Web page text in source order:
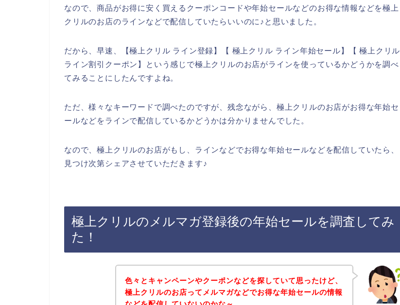
なので、商品がお得に安く買えるクーポンコードや年始セールなどのお得な情報などを極上
クリルのお店のラインなどで配信していたらいいのに♪と思いました。
だから、早速、【極上クリル ライン登録】【 極上クリル ライン年始セール】【 極上クリル
ライン割引クーポン】という感じで極上クリルのお店がラインを使っているかどうかを調べ
てみることにしたんですよね。
ただ、様々なキーワードで調べたのですが、残念ながら、極上クリルのお店がお得な年始セ
ールなどをラインで配信しているかどうかは分かりませんでした。
なので、極上クリルのお店がもし、ラインなどでお得な年始セールなどを配信していたら、
見つけ次第シェアさせていただきます♪
極上クリルのメルマガ登録後の年始セールを調査してみ
た！
色々とキャンペーンやクーポンなどを探していて思ったけど、
極上クリルのお店ってメルマガなどでお得な年始セールの情報